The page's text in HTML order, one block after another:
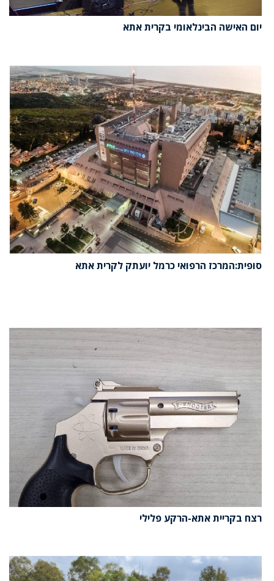
יום האישה הבינלאומי בקרית אתא
סופית:המרכז הרפואי כרמל יועתק לקרית אתא
רצח בקריית אתא-הרקע פלילי